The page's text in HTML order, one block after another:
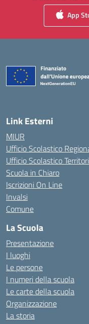
App
Link Esterni
MIUR
Ufficio Scolastico
Ufficio Scolastico
Scuola in Chiaro
Iscrizioni On Line
Invalsi
Comune
La Scuola
Presentazione
I luoghi
Le persone
I numeri della scuola
Le carte della scuola
Organizzazione
La storia